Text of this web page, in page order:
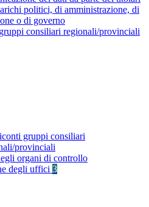
politici, di amministrazione, di
o di governo
consiliari regionali/provinciali
gruppi consiliari
provinciali
organi di controllo
degli uffici 3